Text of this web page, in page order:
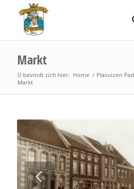
Markt
U bevindt zich hier: Home / Plavuizen Pad
Markt
Volgende